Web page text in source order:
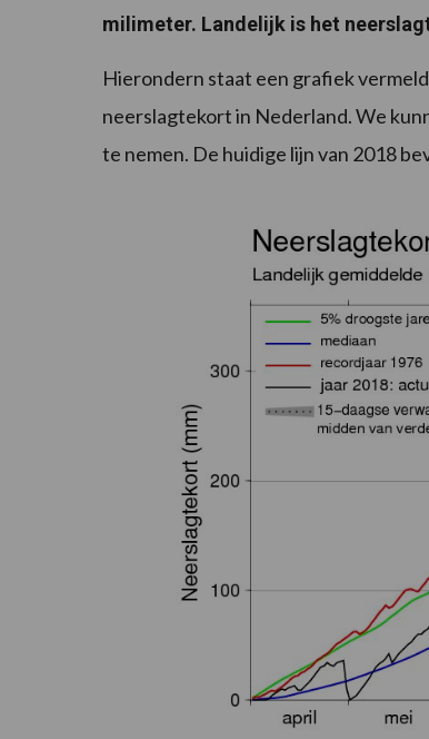
milimeter. Landelijk is het
Hierondern staat een grafiek
neerslagtekort in Nederland. We
te nemen. De huidige lijn van 2018